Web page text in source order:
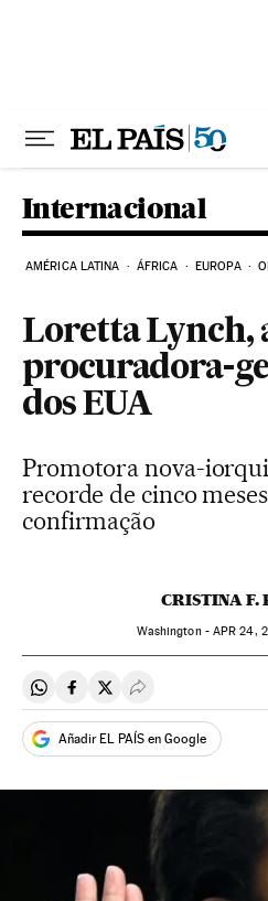
Internacional
AMÉRICA LATINA ÁFRICA EUROPA
Loretta Lynch,
procuradora-
dos EUA
Promotora nova-
recorde de cinco
confirmação
CRISTINA F.
Washington - APR 24,
Compartir en Whatsapp
Compartir en Facebook
Compartir en Twitter
Desplegar Redes
Añadir EL PAÍS en Google